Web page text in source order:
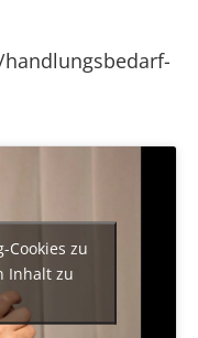
Cookies zu
Inhalt zu